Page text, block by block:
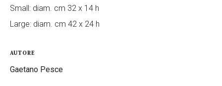
Small: diam. cm 32 x 14 h
Large: diam. cm 42 x 24 h
AUTORE
Gaetano Pesce